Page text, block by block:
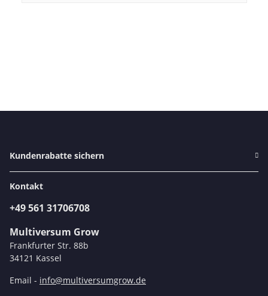
Kundenrabatte sichern
Kontakt
+49 561 31706708
Multiversum Grow
Frankfurter Str. 88b
34121 Kassel
Email - info@multiversumgrow.de